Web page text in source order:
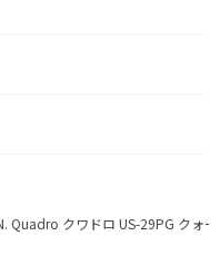
Quadro クワドロ US-29PG クォ